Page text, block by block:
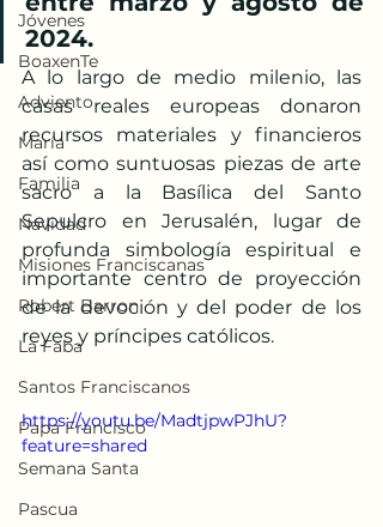
Jóvenes
BoaxenTe
Adviento
María
Familia
Navidad
Misiones Franciscanas
Robert Barron
La Faba
Santos Franciscanos
Papa Francisco
Semana Santa
Pascua
2024.
A lo largo de medio milenio, las
casas reales europeas donaron
recursos materiales y financieros
así como suntuosas piezas de arte
sacro a la Basílica del Santo
Sepulcro en Jerusalén, lugar de
profunda simbología espiritual e
importante centro de proyección
de la devoción y del poder de los
reyes y príncipes católicos.
https://youtu.be/MadtjpwPJhU?
feature=shared